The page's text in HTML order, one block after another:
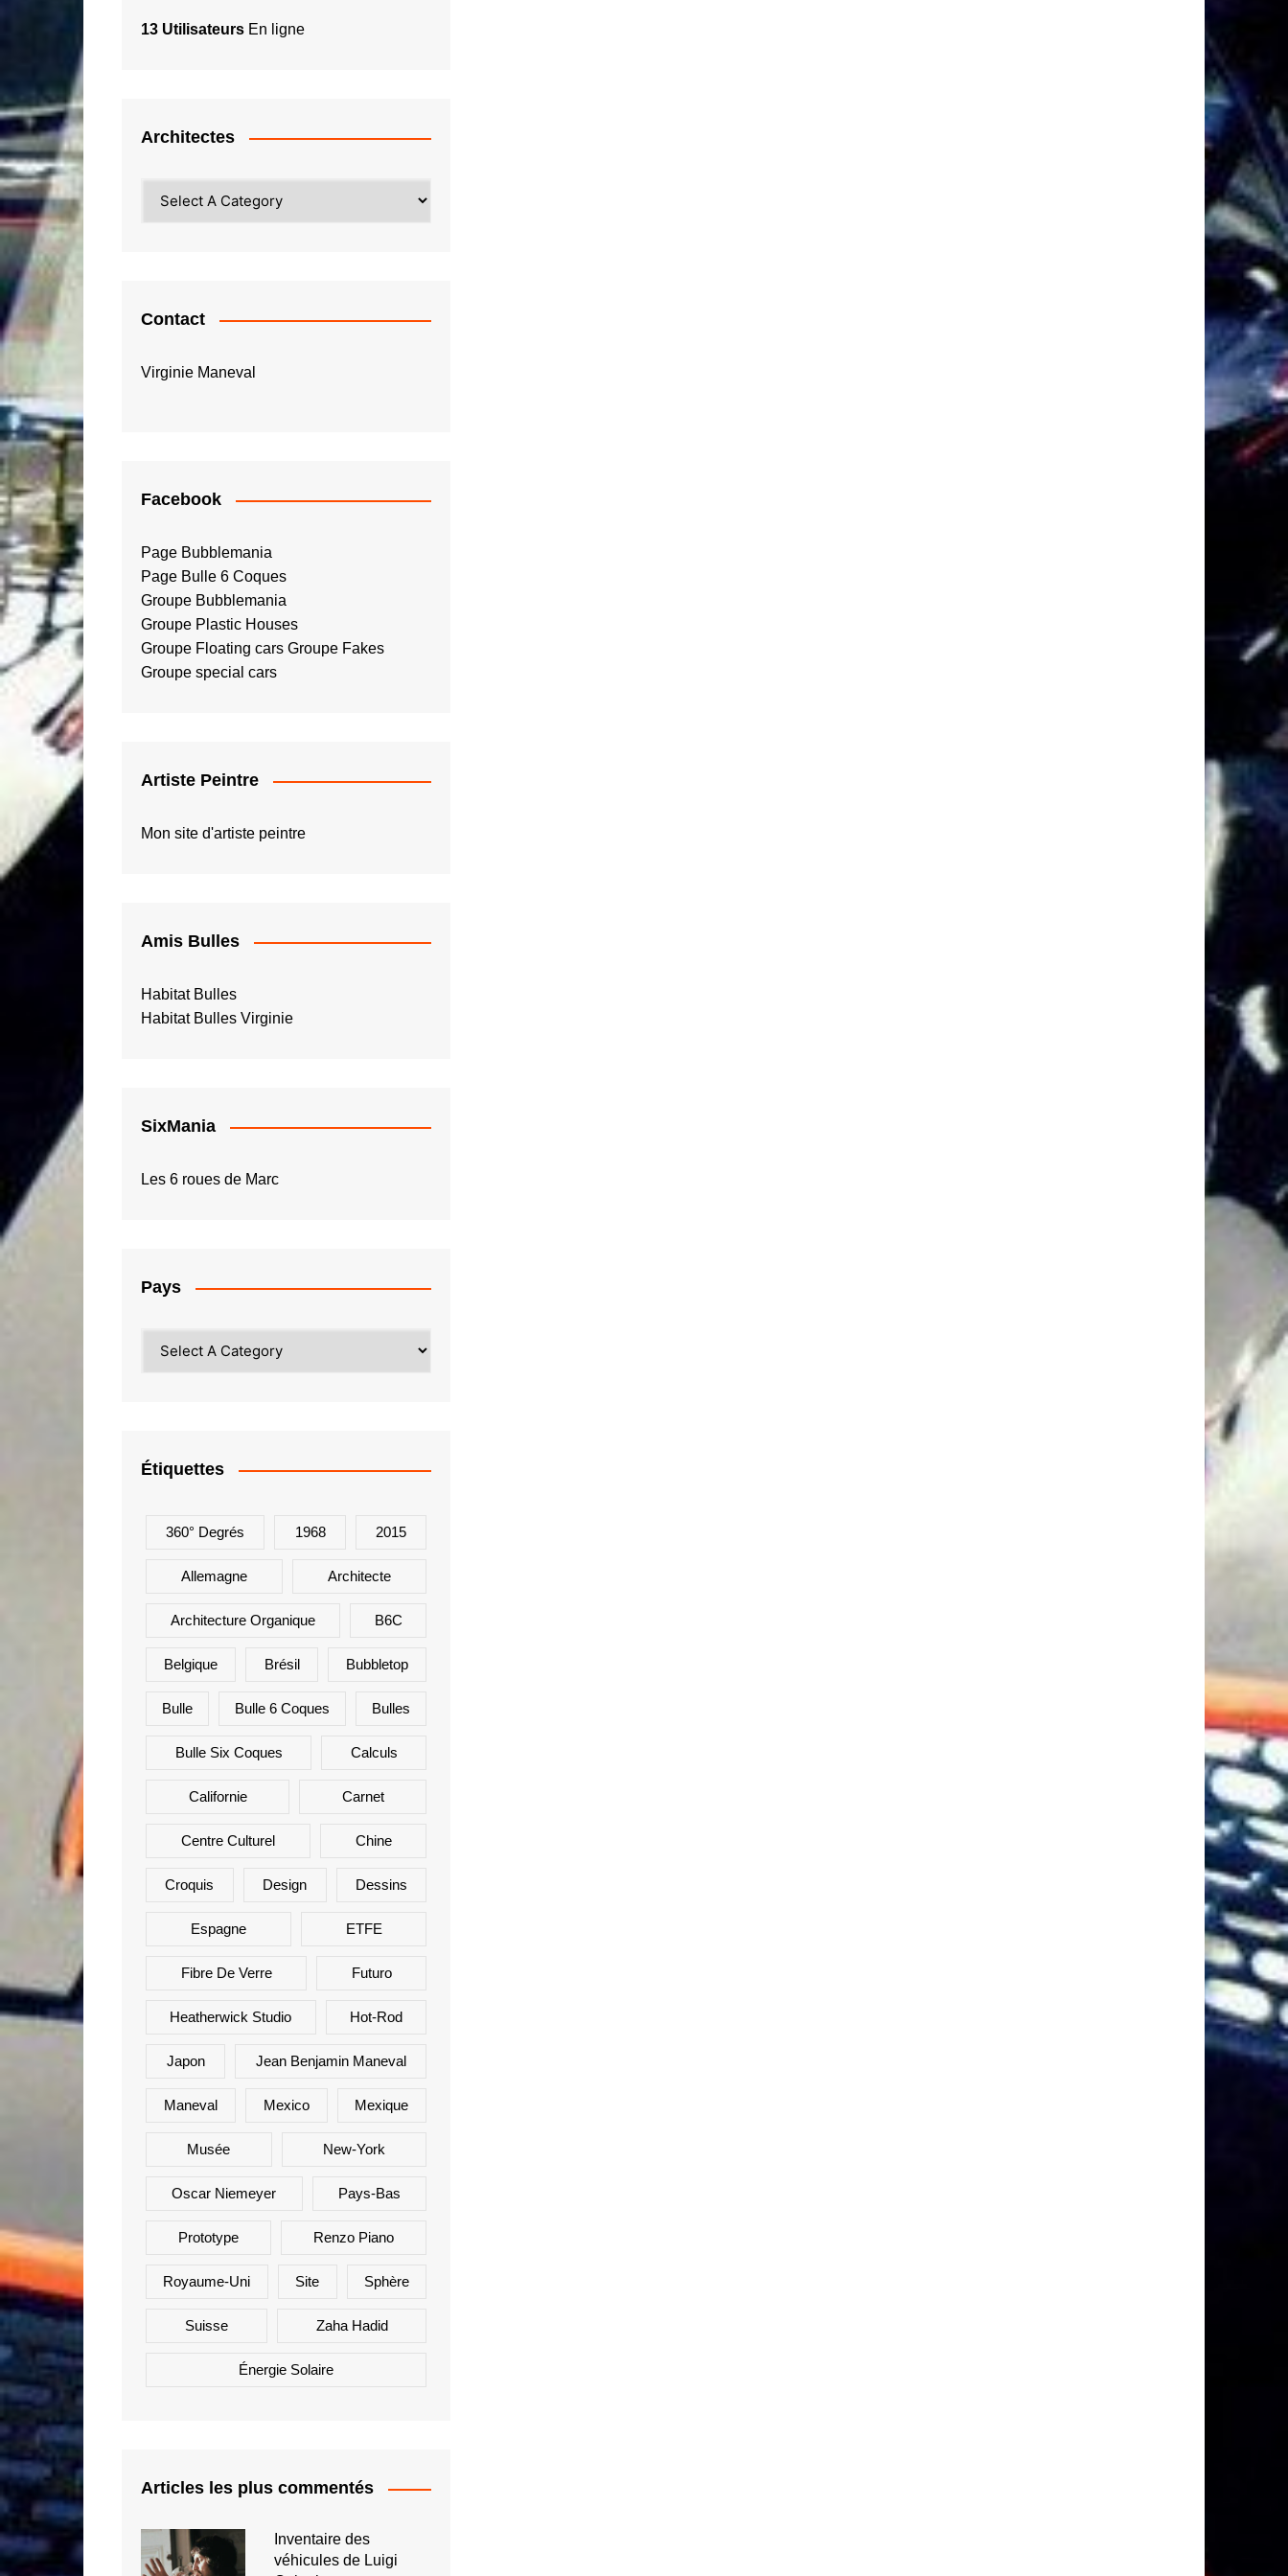
13 Utilisateurs En ligne
Architectes
Contact
Virginie Maneval
Facebook
Page Bubblemania
Page Bulle 6 Coques
Groupe Bubblemania
Groupe Plastic Houses
Groupe Floating cars Groupe Fakes
Groupe special cars
Artiste Peintre
Mon site d'artiste peintre
Amis Bulles
Habitat Bulles
Habitat Bulles Virginie
SixMania
Les 6 roues de Marc
Pays
Étiquettes
360° Degrés 1968 2015
Allemagne Architecte
Architecture Organique B6C
Belgique Brésil Bubbletop
Bulle Bulle 6 Coques Bulles
Bulle Six Coques Calculs
Californie Carnet
Centre Culturel Chine
Croquis Design Dessins
Espagne ETFE
Fibre De Verre Futuro
Heatherwick Studio Hot-Rod
Japon Jean Benjamin Maneval
Maneval Mexico Mexique
Musée New-York
Oscar Niemeyer Pays-Bas
Prototype Renzo Piano
Royaume-Uni Site Sphère
Suisse Zaha Hadid
Énergie Solaire
Articles les plus commentés
Inventaire des
véhicules de Luigi